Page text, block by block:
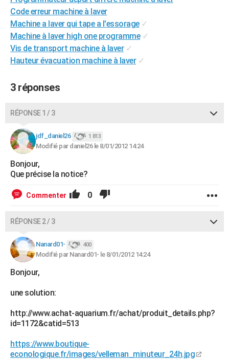
Destinations
City break
Voyage nature
Voyage de noces
Forum
Climat
+PHOTO
GUIDES D'ACHAT
BONS PLANS
Carte de Noël
Carte Bonne année
Carte Saint-Valentin
Carte Pâques
Carte d'anniversaire
DICTIONNAIRE
Dictionnaire
Biographies
Citations
Expressions
Proverbes
PROGRAMME TV
COPAINS D'AVANT
S'inscrire
Se connecter
Lycées
Collèges
Primaires
Universités
Entreprises
Service militaire
Avis de recherche
FORUM
Bricolage
Lifestyle
Culture
Sport
Auto
Television
Voyage
Cinema
Code erreur machine à laver
Machine a laver qui tape a l'essorage ✓
Machine à laver high one programme ✓
Vis de transport machine à laver ✓
Hauteur évacuation machine à laver ✓
3 réponses
RÉPONSE 1 / 3
jdf_daniel26 1 813
Modifié par daniel26 le 8/01/2012 14:24
Bonjour,
Que précise la notice?
Commenter 0
RÉPONSE 2 / 3
Nanard01- 400
Modifié par Nanard01- le 8/01/2012 14:24
Bonjour,
une solution:
http://www.achat-aquarium.fr/achat/produit_details.php?
id=1172&catid=513
https://www.boutique-
econologique.fr/images/velleman_minuteur_24h.jpg